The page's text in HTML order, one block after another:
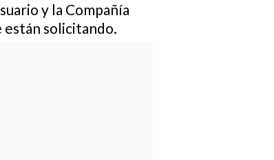
y la Compañía
están solicitando.